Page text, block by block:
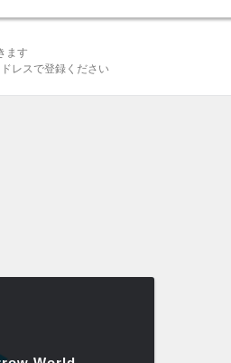
ます
レスで登録ください